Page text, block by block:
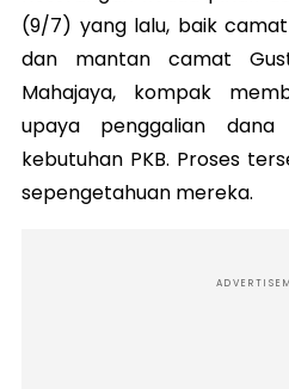
(9/7) yang lalu, baik
dan mantan camat
Mahajaya, kompak
upaya penggalian
kebutuhan PKB. Proses
sepengetahuan mereka.